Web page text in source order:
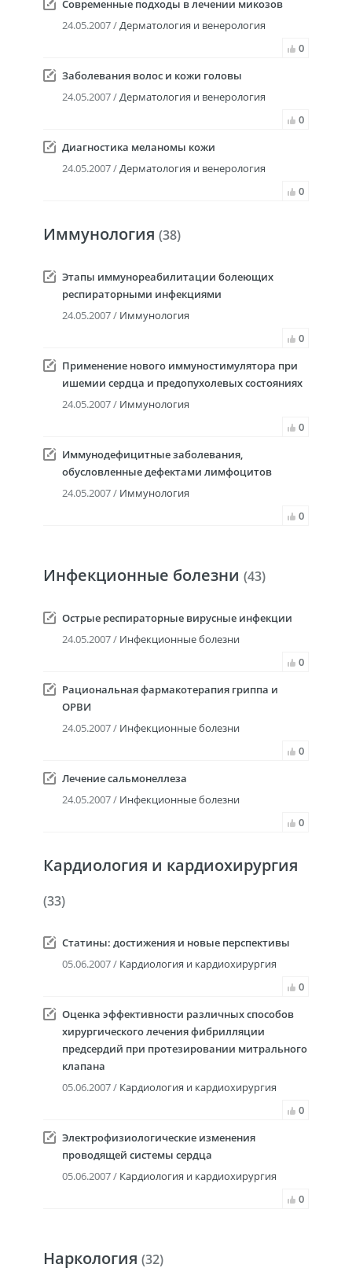
Современные подходы в лечении микозов
24.05.2007 /Дерматология и венерология
0
Заболевания волос и кожи головы
24.05.2007 /Дерматология и венерология
0
Диагностика меланомы кожи
24.05.2007 /Дерматология и венерология
0
Иммунология (38)
Этапы иммунореабилитации болеющих
респираторными инфекциями
24.05.2007 / Иммунология
0
Применение нового иммуностимулятора при
ишемии сердца и предопухолевых состояниях
24.05.2007 / Иммунология
0
Иммунодефицитные заболевания,
обусловленные дефектами лимфоцитов
24.05.2007 / Иммунология
0
Инфекционные болезни (43)
Острые респираторные вирусные инфекции
24.05.2007 / Инфекционные болезни
0
Рациональная фармакотерапия гриппа и
ОРВИ
24.05.2007 / Инфекционные болезни
0
Лечение сальмонеллеза
24.05.2007 / Инфекционные болезни
0
Кардиология и кардиохирургия
(33)
Статины: достижения и новые перспективы
05.06.2007 / Кардиология и кардиохирургия
0
Оценка эффективности различных способов
хирургического лечения фибрилляции
предсердий при протезировании митрального
клапана
05.06.2007 / Кардиология и кардиохирургия
0
Электрофизиологические изменения
проводящей системы сердца
05.06.2007 / Кардиология и кардиохирургия
0
Наркология (32)